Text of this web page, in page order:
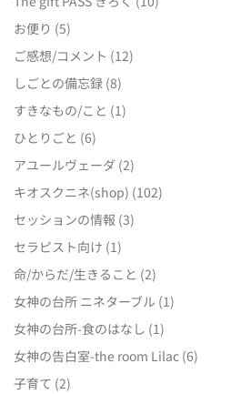
お便り (5)
ご感想/コメント (12)
しごとの備忘録 (8)
すきなもの/こと (1)
ひとりごと (6)
アユールヴェーダ (2)
キオスクニネ(shop) (102)
セッションの情報 (3)
セラピスト向け (1)
命/からだ/生きること (2)
女神の台所 ニネターブル (1)
女神の台所-食のはなし (1)
女神の告白室-the room Lilac (6)
子育て (2)